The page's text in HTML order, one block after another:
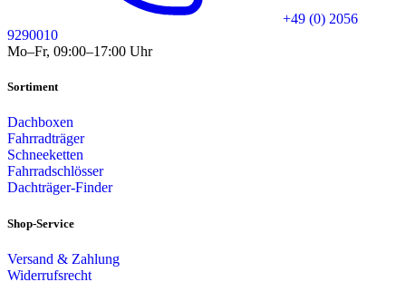
+49 (0) 2056
9290010
Mo–Fr, 09:00–17:00 Uhr
Sortiment
Dachboxen
Fahrradträger
Schneeketten
Fahrradschlösser
Dachträger-Finder
Shop-Service
Versand & Zahlung
Widerrufsrecht